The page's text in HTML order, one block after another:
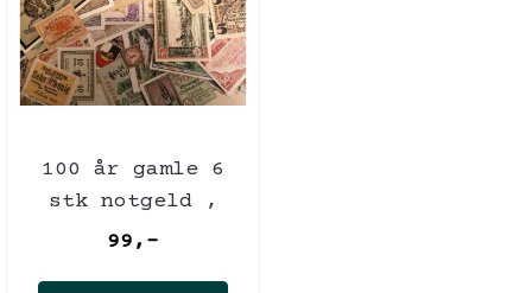
100 år gamle 6
stk notgeld ,
Tyskland
99,-